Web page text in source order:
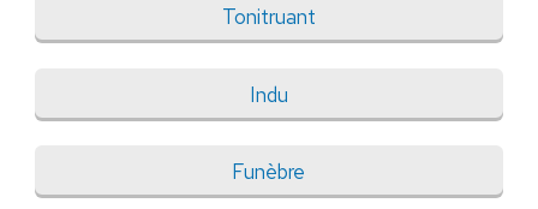
Tonitruant
Indu
Funèbre